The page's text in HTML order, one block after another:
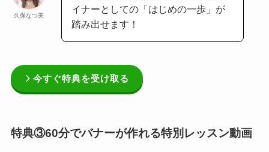
久保なつ美
イナーとしての「はじめの一歩」が
踏み出せます！
今すぐ特典を受け取る
特典③60分でバナーが作れる特別レッスン動画